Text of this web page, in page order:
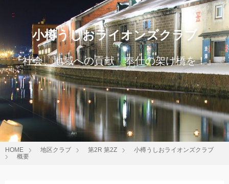
小樽うしおライオンズクラブ
『社会、地域への貢献 奉仕の架け橋を！』
HOME 地区クラブ 第2R 第2Z
小樽うしおライオンズクラブ
概要